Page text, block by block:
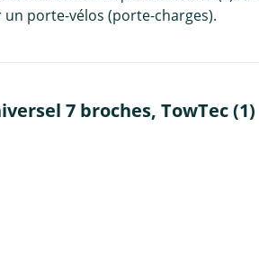
un porte-vélos (porte-charges).
7 broches, TowTec (1)